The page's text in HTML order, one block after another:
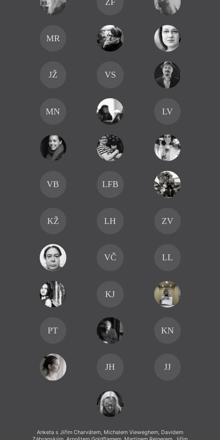
MR
JŽ VS
MN LV
VB LFB
KŽ LH ZV
VČ LL
KJ
PT KN
JH JJ
Anketa s Jiřím Charvátem, Michalem Vieweghem, Davidem